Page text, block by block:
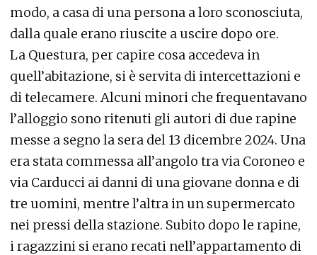
modo, a casa di una persona a loro sconosciuta,
dalla quale erano riuscite a uscire dopo ore.
La Questura, per capire cosa accedeva in
quell’abitazione, si è servita di intercettazioni e
di telecamere. Alcuni minori che frequentavano
l’alloggio sono ritenuti gli autori di due rapine
messe a segno la sera del 13 dicembre 2024. Una
era stata commessa all’angolo tra via Coroneo e
via Carducci ai danni di una giovane donna e di
tre uomini, mentre l’altra in un supermercato
nei pressi della stazione. Subito dopo le rapine,
i ragazzini si erano recati nell’appartamento di